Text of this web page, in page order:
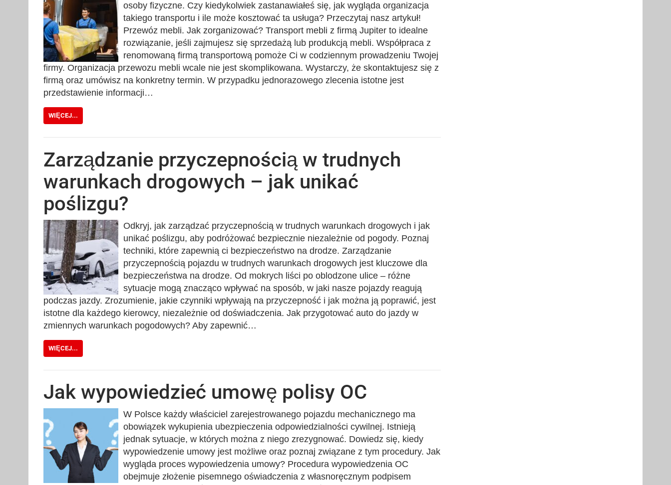
osoby fizyczne. Czy kiedykolwiek zastanawiałeś się, jak wygląda organizacja
takiego transportu i ile może kosztować ta usługa? Przeczytaj nasz artykuł!
Przewóz mebli. Jak zorganizować? Transport mebli z firmą Jupiter to idealne
rozwiązanie, jeśli zajmujesz się sprzedażą lub produkcją mebli. Współpraca z
renomowaną firmą transportową pomoże Ci w codziennym prowadzeniu Twojej
firmy. Organizacja przewozu mebli wcale nie jest skomplikowana. Wystarczy, że skontaktujesz się z
firmą oraz umówisz na konkretny termin. W przypadku jednorazowego zlecenia istotne jest
przedstawienie informacji…
WIĘCEJ...
Zarządzanie przyczepnością w trudnych
warunkach drogowych – jak unikać
poślizgu?
Odkryj, jak zarządzać przyczepnością w trudnych warunkach drogowych i jak
unikać poślizgu, aby podróżować bezpiecznie niezależnie od pogody. Poznaj
techniki, które zapewnią ci bezpieczeństwo na drodze. Zarządzanie
przyczepnością pojazdu w trudnych warunkach drogowych jest kluczowe dla
bezpieczeństwa na drodze. Od mokrych liści po oblodzone ulice – różne
sytuacje mogą znacząco wpływać na sposób, w jaki nasze pojazdy reagują
podczas jazdy. Zrozumienie, jakie czynniki wpływają na przyczepność i jak można ją poprawić, jest
istotne dla każdego kierowcy, niezależnie od doświadczenia. Jak przygotować auto do jazdy w
zmiennych warunkach pogodowych? Aby zapewnić…
WIĘCEJ...
Jak wypowiedzieć umowę polisy OC
W Polsce każdy właściciel zarejestrowanego pojazdu mechanicznego ma
obowiązek wykupienia ubezpieczenia odpowiedzialności cywilnej. Istnieją
jednak sytuacje, w których można z niego zrezygnować. Dowiedz się, kiedy
wypowiedzenie umowy jest możliwe oraz poznaj związane z tym procedury. Jak
wygląda proces wypowiedzenia umowy? Procedura wypowiedzenia OC
obejmuje złożenie pisemnego oświadczenia z własnoręcznym podpisem